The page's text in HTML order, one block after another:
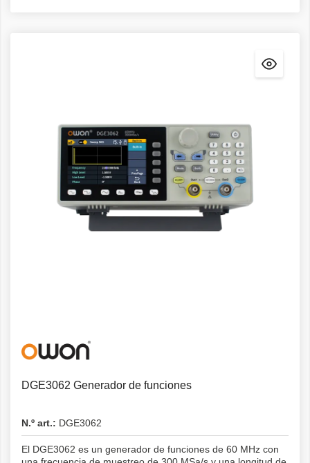
DGE3062 Generador de funciones
N.º art.: DGE3062
El DGE3062 es un generador de funciones de 60 MHz con